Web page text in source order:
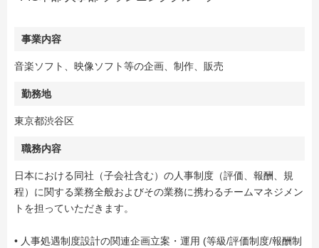
事業内容
音楽ソフト、映像ソフト等の企画、制作、販売
勤務地
東京都渋谷区
職務内容
日本における同社（子会社含む）の人事制度（評価、報酬、規
程）に関する業務全般およびその業務に携わるチームマネジメン
トを担っていただきます。
• 人事処遇制度設計の関連企画立案・運用 (等級/評価制度/報酬制